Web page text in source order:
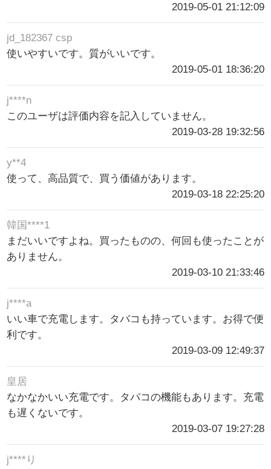
2019-05-01 21:12:09
jd_182367 csp
使いやすいです。質がいいです。
2019-05-01 18:36:20
j****n
このユーザは評価内容を記入していません。
2019-03-28 19:32:56
y**4
使って、高品質で、買う価値があります。
2019-03-18 22:25:20
韓国****1
まだいいですよね。買ったものの、何回も使ったことが
ありません。
2019-03-10 21:33:46
j****a
いい車で充電します。タバコも持っています。お得で便
利です。
2019-03-09 12:49:37
皇居
なかなかいい充電です。タバコの機能もあります。充電
も遅くないです。
2019-03-07 19:27:28
j****り